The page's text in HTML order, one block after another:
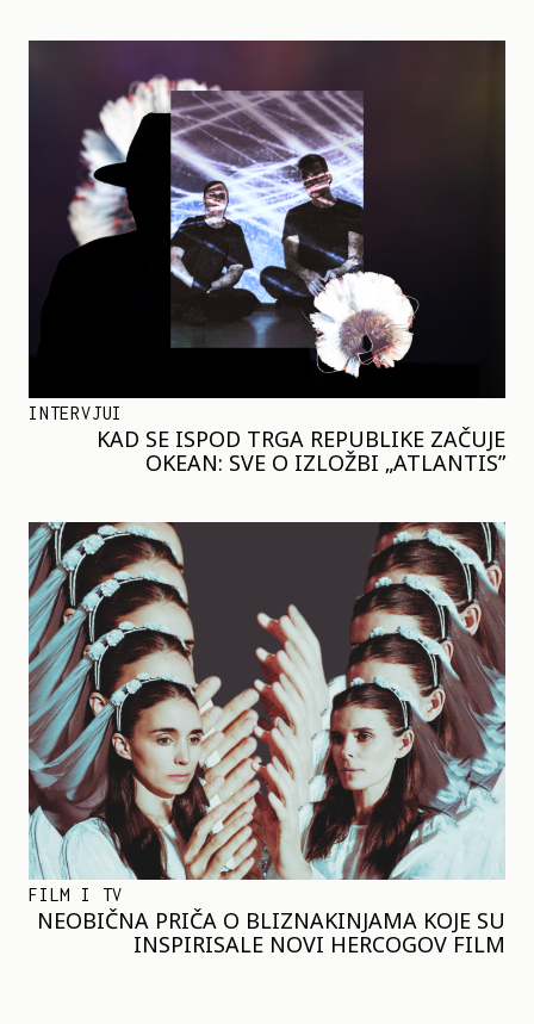
INTERVJUI
KAD SE ISPOD TRGA REPUBLIKE ZAČUJE
OKEAN: SVE O IZLOŽBI „ATLANTIS”
FILM I TV
NEOBIČNA PRIČA O BLIZNAKINJAMA KOJE SU
INSPIRISALE NOVI HERCOGOV FILM